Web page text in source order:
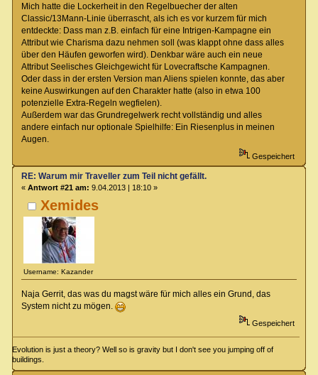
Mich hatte die Lockerheit in den Regelbuecher der alten
Classic/13Mann-Linie überrascht, als ich es vor kurzem für mich
entdeckte: Dass man z.B. einfach für eine Intrigen-Kampagne ein
Attribut wie Charisma dazu nehmen soll (was klappt ohne dass alles
über den Häufen geworfen wird). Denkbar wäre auch ein neue
Attribut Seelisches Gleichgewicht für Lovecraftsche Kampagnen.
Oder dass in der ersten Version man Aliens spielen konnte, das aber
keine Auswirkungen auf den Charakter hatte (also in etwa 100
potenzielle Extra-Regeln wegfielen).
Außerdem war das Grundregelwerk recht vollständig und alles
andere einfach nur optionale Spielhilfe: Ein Riesenplus in meinen
Augen.
Gespeichert
Xemides
Username: Kazander
RE: Warum mir Traveller zum Teil nicht gefällt.
« Antwort #21 am: 9.04.2013 | 18:10 »
Naja Gerrit, das was du magst wäre für mich alles ein Grund, das
System nicht zu mögen.
Gespeichert
Evolution is just a theory? Well so is gravity but I don't see you jumping off of
buildings.